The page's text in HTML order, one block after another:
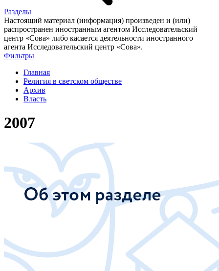
Разделы
Настоящий материал (информация) произведен и (или)
распространен иностранным агентом Исследовательский
центр «Сова» либо касается деятельности иностранного
агента Исследовательский центр «Сова».
Фильтры
Главная
Религия в светском обществе
Архив
Власть
2007